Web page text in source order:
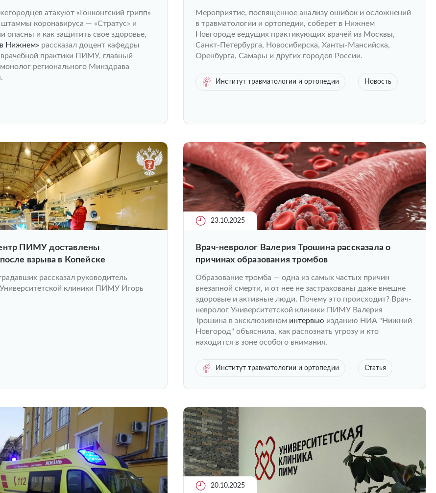
атакуют «Гонконгский грипп»
коронавируса — «Стратус» и
опасны и как защитить свое здоровье,
Нижнем» рассказал доцент кафедры
практики ПИМУ, главный
регионального Минздрава
Мероприятие, посвященное анализу ошибок и осложнений
в травматологии и ортопедии, соберет в Нижнем
Новгороде ведущих практикующих врачей из Москвы,
Санкт-Петербурга, Новосибирска, Ханты-Мансийска,
Оренбурга, Самары и других городов России.
Институт травматологии и ортопедии Новость
ПИМУ доставлены
взрыва в Копейске
рассказал руководитель
Университетской клиники ПИМУ Игорь
23.10.2025
Врач-невролог Валерия Трошина рассказала о
причинах образования тромбов
Образование тромба — одна из самых частых причин
внезапной смерти, и от нее не застрахованы даже внешне
здоровые и активные люди. Почему это происходит? Врач-
невролог Университетской клиники ПИМУ Валерия
Трошина в эксклюзивном интервью изданию НИА "Нижний
Новгород" объяснила, как распознать угрозу и кто
находится в зоне особого внимания.
Институт травматологии и ортопедии Статья
20.10.2025